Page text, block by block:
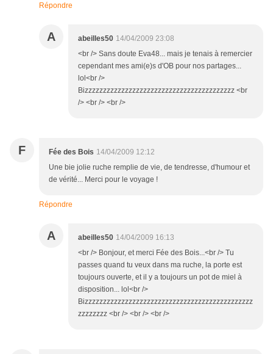
Répondre
A abeilles50 14/04/2009 23:08
<br /> Sans doute Eva48... mais je tenais à remercier
cependant mes ami(e)s d'OB pour nos partages...
lol<br />
Bizzzzzzzzzzzzzzzzzzzzzzzzzzzzzzzzzzzzzzzzz <br
/> <br /> <br />
F Fée des Bois 14/04/2009 12:12
Une bie jolie ruche remplie de vie, de tendresse, d'humour et
de vérité... Merci pour le voyage !
Répondre
A abeilles50 14/04/2009 16:13
<br /> Bonjour, et merci Fée des Bois...<br /> Tu
passes quand tu veux dans ma ruche, la porte est
toujours ouverte, et il y a toujours un pot de miel à
disposition... lol<br />
Bizzzzzzzzzzzzzzzzzzzzzzzzzzzzzzzzzzzzzzzzzzzzzz
zzzzzzzz <br /> <br /> <br />